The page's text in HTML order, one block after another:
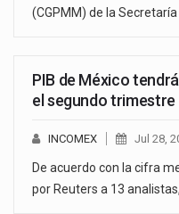
(CGPMM) de la
PIB de México
el segundo trimestre
INCOMEX Jul 28,
De acuerdo con la cifra
por Reuters a 13